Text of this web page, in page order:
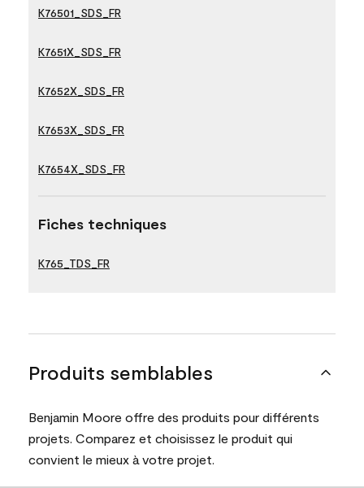
K76501_SDS_FR
K7651X_SDS_FR
K7652X_SDS_FR
K7653X_SDS_FR
K7654X_SDS_FR
Fiches techniques
K765_TDS_FR
Produits semblables
Benjamin Moore offre des produits pour différents
projets. Comparez et choisissez le produit qui
convient le mieux à votre projet.